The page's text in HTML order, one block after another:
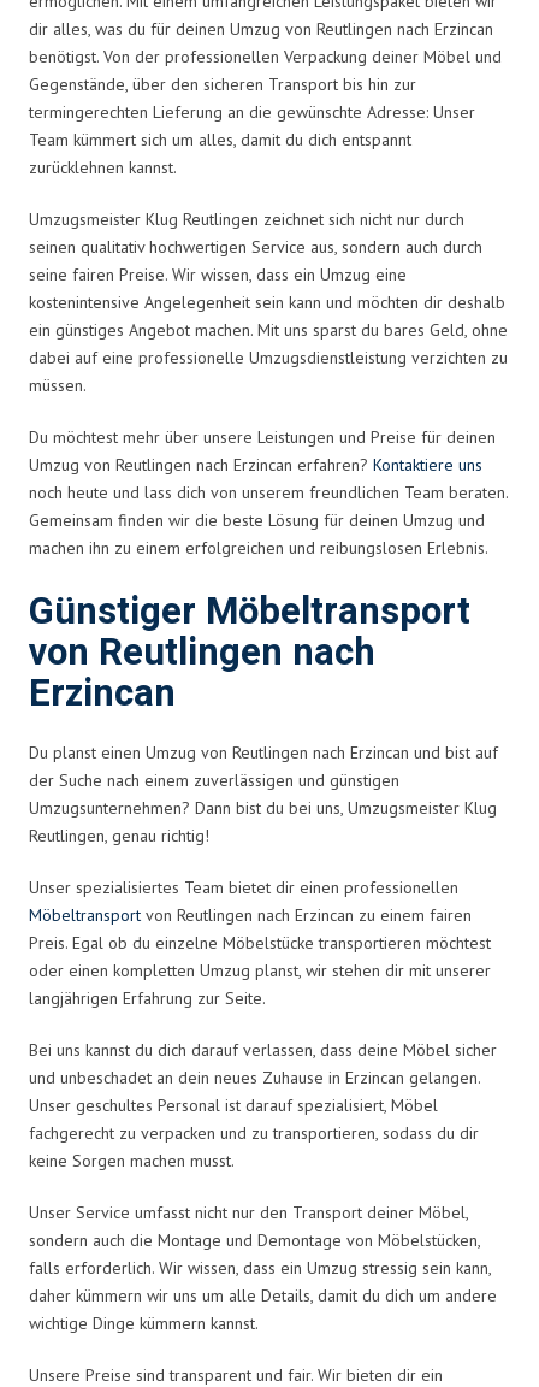
dir alles, was du für deinen Umzug von Reutlingen nach Erzincan
benötigst. Von der professionellen Verpackung deiner Möbel und
Gegenstände, über den sicheren Transport bis hin zur
termingerechten Lieferung an die gewünschte Adresse: Unser
Team kümmert sich um alles, damit du dich entspannt
zurücklehnen kannst.
Umzugsmeister Klug Reutlingen zeichnet sich nicht nur durch
seinen qualitativ hochwertigen Service aus, sondern auch durch
seine fairen Preise. Wir wissen, dass ein Umzug eine
kostenintensive Angelegenheit sein kann und möchten dir deshalb
ein günstiges Angebot machen. Mit uns sparst du bares Geld, ohne
dabei auf eine professionelle Umzugsdienstleistung verzichten zu
müssen.
Du möchtest mehr über unsere Leistungen und Preise für deinen
Umzug von Reutlingen nach Erzincan erfahren? Kontaktiere uns
noch heute und lass dich von unserem freundlichen Team beraten.
Gemeinsam finden wir die beste Lösung für deinen Umzug und
machen ihn zu einem erfolgreichen und reibungslosen Erlebnis.
Günstiger Möbeltransport
von Reutlingen nach
Erzincan
Du planst einen Umzug von Reutlingen nach Erzincan und bist auf
der Suche nach einem zuverlässigen und günstigen
Umzugsunternehmen? Dann bist du bei uns, Umzugsmeister Klug
Reutlingen, genau richtig!
Unser spezialisiertes Team bietet dir einen professionellen
Möbeltransport von Reutlingen nach Erzincan zu einem fairen
Preis. Egal ob du einzelne Möbelstücke transportieren möchtest
oder einen kompletten Umzug planst, wir stehen dir mit unserer
langjährigen Erfahrung zur Seite.
Bei uns kannst du dich darauf verlassen, dass deine Möbel sicher
und unbeschadet an dein neues Zuhause in Erzincan gelangen.
Unser geschultes Personal ist darauf spezialisiert, Möbel
fachgerecht zu verpacken und zu transportieren, sodass du dir
keine Sorgen machen musst.
Unser Service umfasst nicht nur den Transport deiner Möbel,
sondern auch die Montage und Demontage von Möbelstücken,
falls erforderlich. Wir wissen, dass ein Umzug stressig sein kann,
daher kümmern wir uns um alle Details, damit du dich um andere
wichtige Dinge kümmern kannst.
Unsere Preise sind transparent und fair. Wir bieten dir ein